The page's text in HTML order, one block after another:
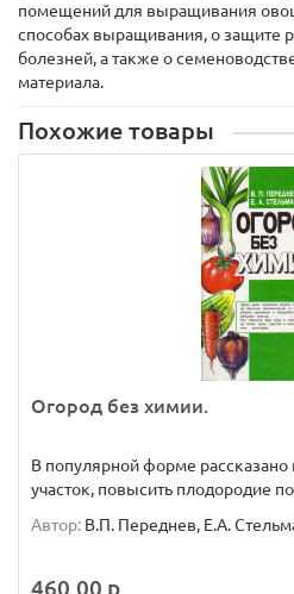
помещений для выращивания
способах выращивания, о защите
болезней, а также о
материала.
Похожие товары
Огород без химии.
В популярной форме рассказано
участок, повысить плодородие
Автор: В.П. Переднев, Е.А.
460.00 р.